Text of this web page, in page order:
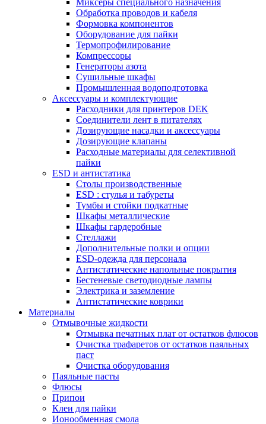
Миксеры специального назначения
Обработка проводов и кабеля
Формовка компонентов
Оборудование для пайки
Термопрофилирование
Компрессоры
Генераторы азота
Сушильные шкафы
Промышленная водоподготовка
Аксессуары и комплектующие
Расходники для принтеров DEK
Соединители лент в питателях
Дозирующие насадки и аксессуары
Дозирующие клапаны
Расходные материалы для селективной
пайки
ESD и антистатика
Столы производственные
ESD : cтулья и табуреты
Тумбы и стойки подкатные
Шкафы металлические
Шкафы гардеробные
Стеллажи
Дополнительные полки и опции
ESD-одежда для персонала
Антистатические напольные покрытия
Бестеневые светодиодные лампы
Электрика и заземление
Антистатические коврики
Материалы
Отмывочные жидкости
Отмывка печатных плат от остатков флюсов
Очистка трафаретов от остатков паяльных
паст
Очистка оборудования
Паяльные пасты
Флюсы
Припои
Клеи для пайки
Ионообменная смола